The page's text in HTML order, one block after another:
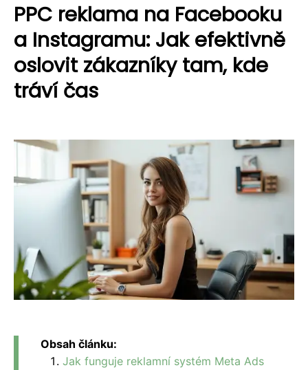
PPC reklama na Facebooku
a Instagramu: Jak efektivně
oslovit zákazníky tam, kde
tráví čas
Obsah článku:
Jak funguje reklamní systém Meta Ads